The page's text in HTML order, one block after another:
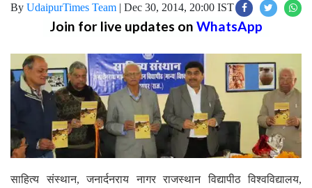
By UdaipurTimes Team | Dec 30, 2014, 20:00 IST
Join for live updates on WhatsApp
साहित्य संस्थान, जनार्दनराय नागर राजस्थान विद्यापीठ विश्वविद्यालय,